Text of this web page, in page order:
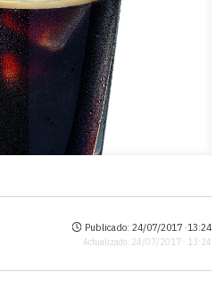
Publicado: 24/07/2017 ·13:24
Actualizado: 24/07/2017 · 13:24